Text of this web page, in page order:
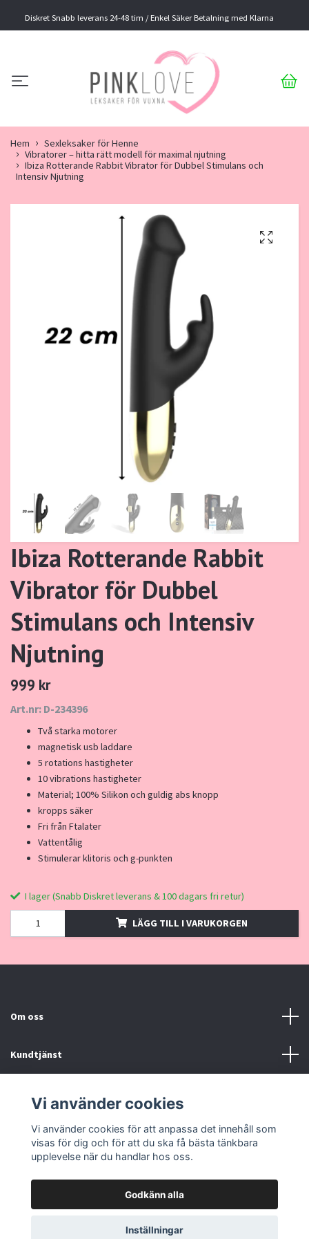
Diskret Snabb leverans 24-48 tim / Enkel Säker Betalning med Klarna
Hem
Sexleksaker för Henne
Vibratorer – hitta rätt modell för maximal njutning
Ibiza Rotterande Rabbit Vibrator för Dubbel Stimulans och
Intensiv Njutning
Ibiza Rotterande Rabbit
Vibrator för Dubbel
Stimulans och Intensiv
Njutning
999 kr
Art.nr: D-234396
Två starka motorer
magnetisk usb laddare
5 rotations hastigheter
10 vibrations hastigheter
Material; 100% Silikon och guldig abs knopp
kropps säker
Fri från Ftalater
Vattentålig
Stimulerar klitoris och g-punkten
I lager (Snabb Diskret leverans & 100 dagars fri retur)
LÄGG TILL I VARUKORGEN
Om oss
Kundtjänst
Sociala medier
© 2026 Pinklove.se
Vi använder cookies
Vi använder cookies för att anpassa det innehåll som
visas för dig och för att du ska få bästa tänkbara
upplevelse när du handlar hos oss.
Godkänn alla
Inställningar